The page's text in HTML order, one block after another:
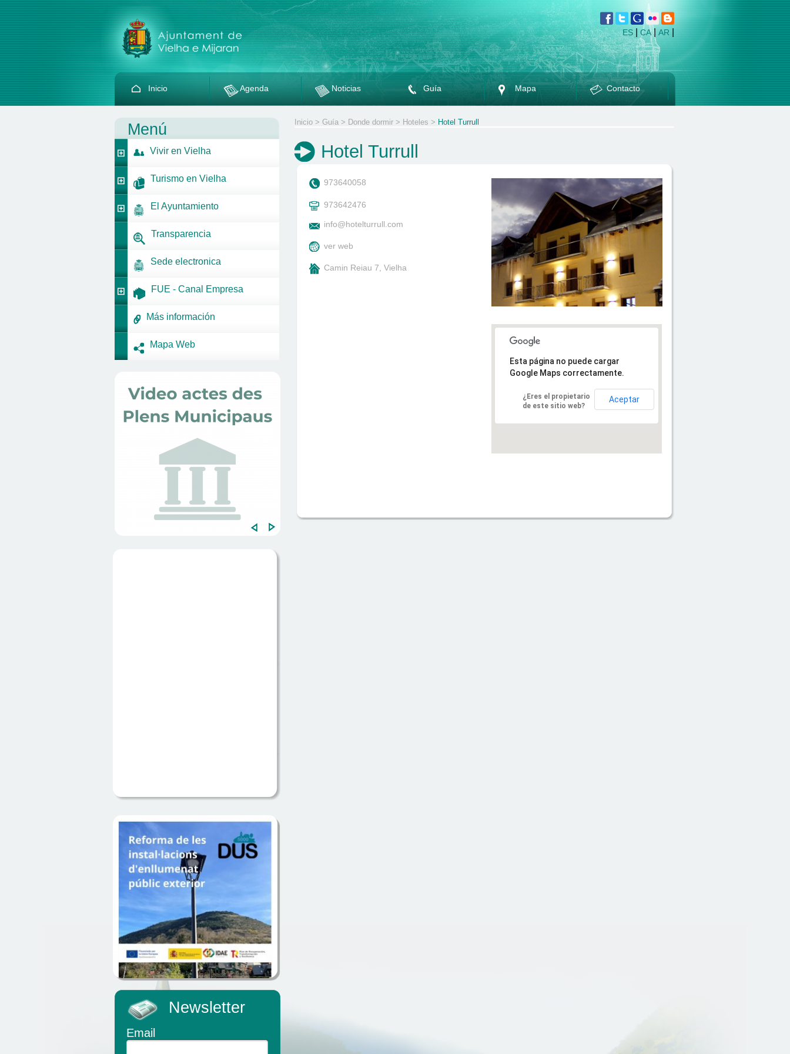
ES CA | AR
Inicio Agenda Noticias Guía Mapa Contacto
Menú
Vivir en Vielha
Turismo en Vielha
El Ayuntamiento
Transparencia
Sede electronica
FUE - Canal Empresa
Más información
Mapa Web
Newsletter
Email
Inicio > Guía > Donde dormir > Hoteles > Hotel Turrull
Hotel Turrull
973640058
973642476
info@hotelturrull.com
ver web
Camin Reiau 7, Vielha
Esta página no puede cargar
Google Maps correctamente.
¿Eres el propietario
de este sitio web?
Aceptar